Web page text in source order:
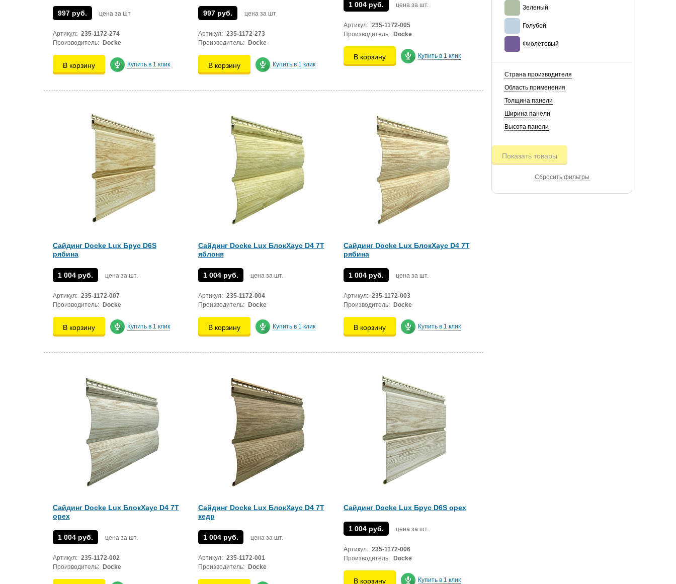
Зеленый
Голубой
Фиолетовый
Страна производителя
Область применения
Толщина панели
Ширина панели
Высота панели
Показать товары
Сбросить фильтры
997 руб. цена за шт
Артикул: 235-1172-274
Производитель:
Docke
В корзину Купить в 1 клик
997 руб. цена за шт
Артикул: 235-1172-273
Производитель:
Docke
В корзину Купить в 1 клик
1 004 руб. цена за шт.
Артикул: 235-1172-005
Производитель:
Docke
В корзину Купить в 1 клик
Сайдинг Docke Lux Брус D6S
рябина
1 004 руб. цена за шт.
Артикул: 235-1172-007
Производитель:
Docke
В корзину Купить в 1 клик
Сайдинг Docke Lux БлокХаус D4 7T
яблоня
1 004 руб. цена за шт.
Артикул: 235-1172-004
Производитель:
Docke
В корзину Купить в 1 клик
Сайдинг Docke Lux БлокХаус D4 7T
рябина
1 004 руб. цена за шт.
Артикул: 235-1172-003
Производитель:
Docke
В корзину Купить в 1 клик
Сайдинг Docke Lux БлокХаус D4 7T
орех
1 004 руб. цена за шт.
Артикул: 235-1172-002
Производитель:
Docke
Сайдинг Docke Lux БлокХаус D4 7T
кедр
1 004 руб. цена за шт.
Артикул: 235-1172-001
Производитель:
Docke
Сайдинг Docke Lux Брус D6S орех
1 004 руб. цена за шт.
Артикул: 235-1172-006
Производитель:
Docke
В корзину Купить в 1 клик